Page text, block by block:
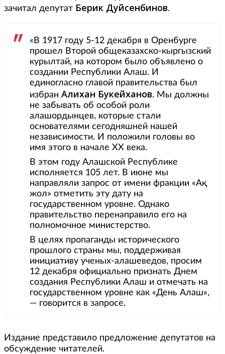
зачитал депутат Берик Дуйсенбинов.
«В 1917 году 5-12 декабря в Оренбурге
прошел Второй общеказахско-кыргызский
курылтай, на котором было объявлено о
создании Республики Алаш. И
единогласно главой правительства был
избран Алихан Букейханов. Мы должны
не забывать об особой роли
алашордынцев, которые стали
основателями сегодняшней нашей
независимости. И положили головы во
имя этого в начале ХХ века.
В этом году Алашской Республике
исполняется 105 лет. В июне мы
направляли запрос от имени фракции «Ақ
жол» отметить эту дату на
государственном уровне. Однако
правительство перенаправило его на
полномочное министерство.
В целях пропаганды исторического
прошлого страны мы, поддерживая
инициативу ученых-алашеведов, просим
12 декабря официально признать Днем
создания Республики Алаш и отмечать на
государственном уровне как «День Алаш»,
— говорится в запросе.
Издание представило предложение депутатов на
обсуждение читателей.